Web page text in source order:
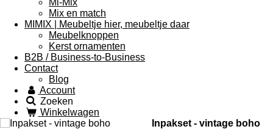
Mi-Mix
Mix en match
MIMIX | Meubeltje hier, meubeltje daar
Meubelknoppen
Kerst ornamenten
B2B / Business-to-Business
Contact
Blog
Account
Zoeken
Winkelwagen
Inpakset - vintage boho